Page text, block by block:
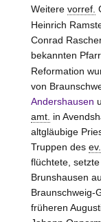
Weitere vorref.
Heinrich
Conrad
bekannten
Reformation
von
Andershausen
amt. in
altgläubige
Truppen des ev.
flüchtete,
Brunshausen
Braunschweig-
früheren